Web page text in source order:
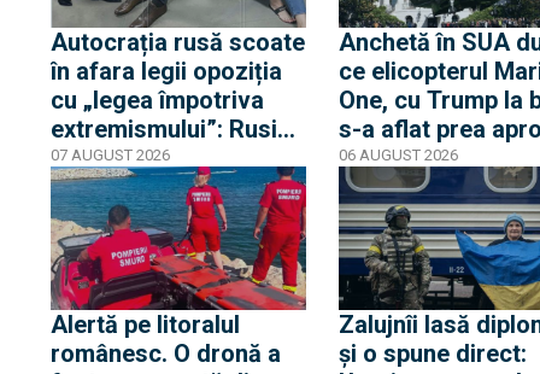
Autocrația rusă scoate
în afara legii opoziția
cu „legea împotriva
extremismului”: Rusia
declară „indizerabilă”
fundația Iuliei Navalnia,
soția opozantului
Aleksei Navalnîi, ucis
în închisorile siberiene
07 AUGUST 2026
Anchetă în SUA
ce elicopterul
One, cu Trump la
s-a aflat prea
de un avion de linie.
Casa Albă
că Trump nu s-a
niciun moment în
pericol
06 AUGUST 2026
Alertă pe litoralul
românesc. O dronă a
Zalujnîi lasă
și o spune direct: